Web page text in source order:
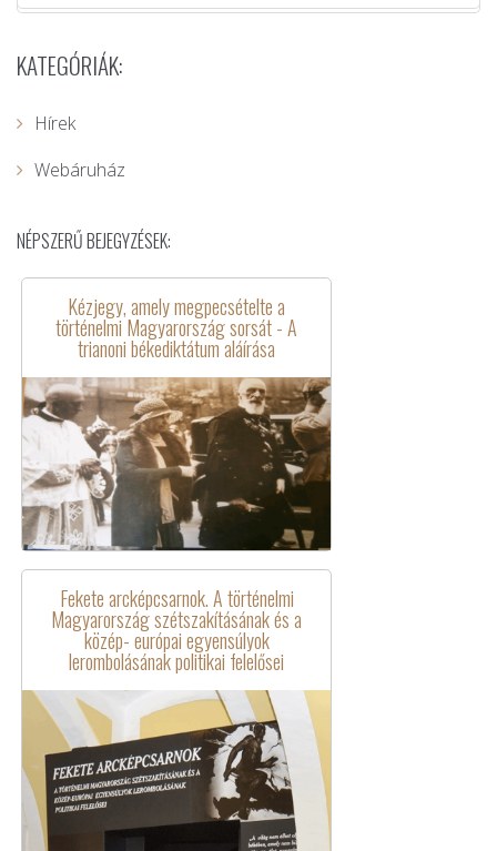
KATEGÓRIÁK:
Hírek
Webáruház
NÉPSZERŰ BEJEGYZÉSEK:
Kézjegy, amely megpecsételte a
történelmi Magyarország sorsát - A
trianoni békediktátum aláírása
Fekete arcképcsarnok. A történelmi
Magyarország szétszakításának és a
közép- európai egyensúlyok
lerombolásának politikai felelősei